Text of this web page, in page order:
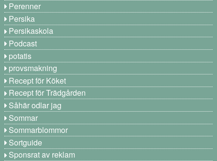
Perenner
Persika
Persikaskola
Podcast
potatis
provsmakning
Recept för Köket
Recept för Trädgården
Såhär odlar jag
Sommar
Sommarblommor
Sortguide
Sponsrat av reklam